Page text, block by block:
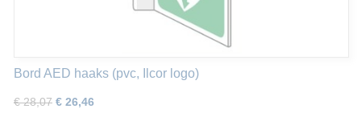
Bord AED haaks (pvc, Ilcor logo)
€ 28,07 € 26,46